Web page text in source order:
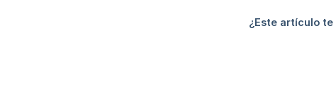
¿Este artículo